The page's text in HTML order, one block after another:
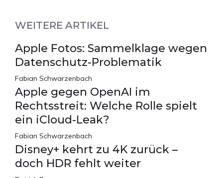
WEITERE ARTIKEL
Apple Fotos: Sammelklage wegen
Datenschutz-Problematik
Fabian Schwarzenbach
Apple gegen OpenAI im
Rechtsstreit: Welche Rolle spielt
ein iCloud-Leak?
Fabian Schwarzenbach
Disney+ kehrt zu 4K zurück –
doch HDR fehlt weiter